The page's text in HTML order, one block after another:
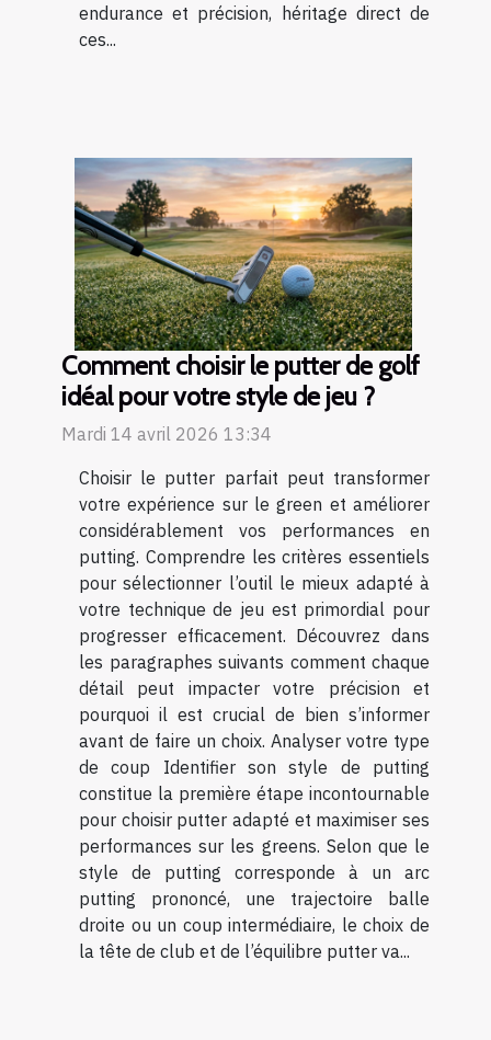
endurance et précision, héritage direct de
ces...
Comment choisir le putter de golf
idéal pour votre style de jeu ?
Mardi 14 avril 2026 13:34
Choisir le putter parfait peut transformer
votre expérience sur le green et améliorer
considérablement vos performances en
putting. Comprendre les critères essentiels
pour sélectionner l’outil le mieux adapté à
votre technique de jeu est primordial pour
progresser efficacement. Découvrez dans
les paragraphes suivants comment chaque
détail peut impacter votre précision et
pourquoi il est crucial de bien s’informer
avant de faire un choix. Analyser votre type
de coup Identifier son style de putting
constitue la première étape incontournable
pour choisir putter adapté et maximiser ses
performances sur les greens. Selon que le
style de putting corresponde à un arc
putting prononcé, une trajectoire balle
droite ou un coup intermédiaire, le choix de
la tête de club et de l’équilibre putter va...